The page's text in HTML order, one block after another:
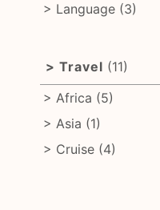
Language (3)
Travel (11)
Africa (5)
Asia (1)
Cruise (4)